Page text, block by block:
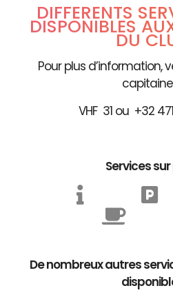
DIFFÉRENTS
DISPONIBLES
DU
Pour plus d’information,
VHF 31 ou +32
Services
De nombreux autres